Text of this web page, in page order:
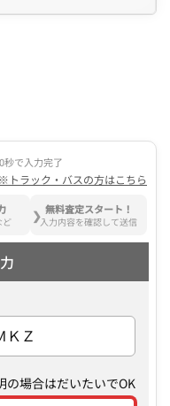
秒で入力完了
※トラック・バスの方はこちら
ど
無料査定スタート！
入力内容を確認して送信
ＫＺ
の場合はだいたいでOK